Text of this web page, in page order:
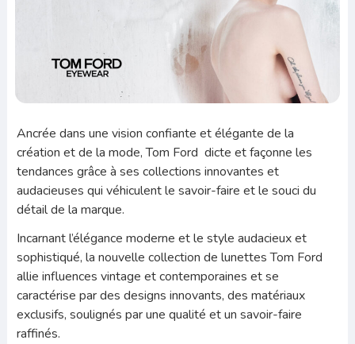
Ancrée dans une vision confiante et élégante de la
création et de la mode, Tom Ford dicte et façonne les
tendances grâce à ses collections innovantes et
audacieuses qui véhiculent le savoir-faire et le souci du
détail de la marque.
Incarnant l’élégance moderne et le style audacieux et
sophistiqué, la nouvelle collection de lunettes Tom Ford
allie influences vintage et contemporaines et se
caractérise par des designs innovants, des matériaux
exclusifs, soulignés par une qualité et un savoir-faire
raffinés.